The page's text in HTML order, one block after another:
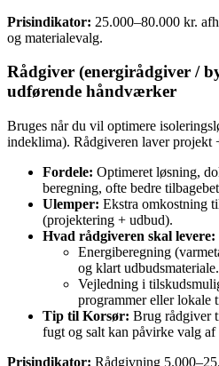
Prisindikator: 25.000–80.000 kr.
og materialevalg.
Rådgiver (energirådgiver /
udførende håndværker
Bruges når du vil optimere
indeklima). Rådgiveren laver projekt
Fordele: Optimeret løsning,
beregning, ofte bedre
Ulemper: Ekstra omkostning
(projektering + udbud).
Hvad rådgiveren skal levere:
Energiberegning
og klart udbudsmateriale.
Vejledning i
programmer eller lokale
Tip til Korsør: Brug rådgiver
fugt og salt kan påvirke valg af
Prisindikator: Rådgivning